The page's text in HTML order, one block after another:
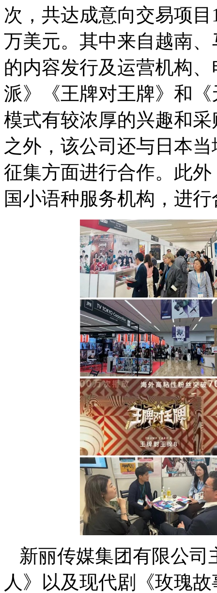
次，共达成意向交易项
万美元。其中来自越南
的内容发行及运营机构
派》《王牌对王牌》和
模式有较浓厚的兴趣和
之外，该公司还与日本
征集方面进行合作。此
国小语种服务机构，进
新丽传媒集团有限公
人》以及现代剧《玫瑰